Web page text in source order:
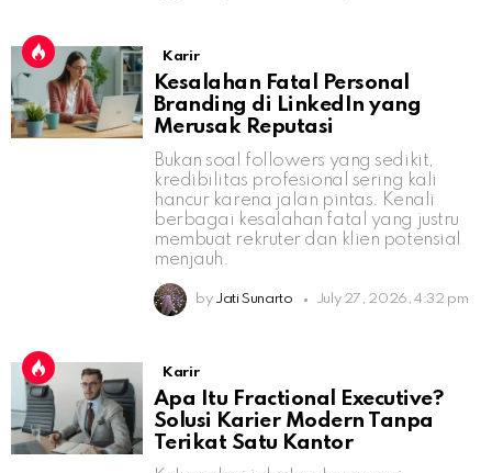
Karir
Kesalahan Fatal Personal
Branding di LinkedIn yang
Merusak Reputasi
Bukan soal followers yang sedikit,
kredibilitas profesional sering kali
hancur karena jalan pintas. Kenali
berbagai kesalahan fatal yang justru
membuat rekruter dan klien potensial
menjauh.
by Jati Sunarto July 27, 2026, 4:32 pm
Karir
Apa Itu Fractional Executive?
Solusi Karier Modern Tanpa
Terikat Satu Kantor